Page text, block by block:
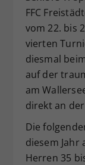
FFC
vom 22. bis
vierten
diesmal
auf der
am
direkt an
Die
diesem Jahr
Herren 35
Zweck